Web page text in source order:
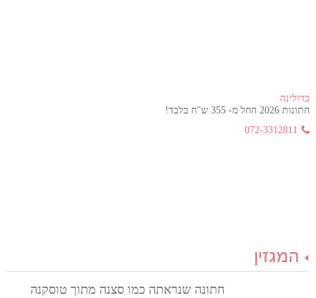
בדולינה
חתונות 2026 החל מ- 355 ש"ח בלבד!
072-3312811
המגזין
חתונה שנראתה כמו סצנה מתוך טוסקנה